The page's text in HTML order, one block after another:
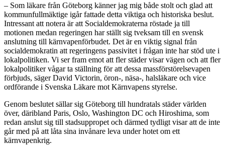
– Som läkare från Göteborg känner jag mig både stolt och glad att
kommunfullmäktige igår fattade detta viktiga och historiska beslut.
Intressant att notera är att Socialdemokraterna röstade ja till
motionen medan regeringen har ställt sig tveksam till en svensk
anslutning till kärnvapenförbudet. Det är en viktig signal från
socialdemokratin att regeringens passivitet i frågan inte har stöd ute i
lokalpolitiken. Vi ser fram emot att fler städer visar vägen och att fler
lokalpolitiker vågar ta ställning för att dessa massförstörelsevapen
förbjuds, säger David Victorin, öron-, näsa-, halsläkare och vice
ordförande i Svenska Läkare mot Kärnvapens styrelse.
Genom beslutet sällar sig Göteborg till hundratals städer världen
över, däribland Paris, Oslo, Washington DC och Hiroshima, som
redan anslut sig till stadsuppropet och därmed tydligt visar att de inte
går med på att låta sina invånare leva under hotet om ett
kärnvapenkrig.